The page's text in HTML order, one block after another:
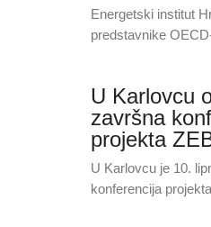
Energetski institut
predstavnike
U Karlovcu
završna
projekta
U Karlovcu je 10.
konferencija